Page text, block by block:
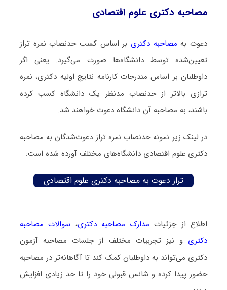
مصاحبه دکتری علوم اقتصادی
دعوت به مصاحبه دکتری بر اساس کسب حدنصاب نمره تراز
تعیین‌شده توسط دانشگاه‌ها صورت می‌گیرد. یعنی اگر
داوطلبان بر اساس مندرجات کارنامه نتایج اولیه دکتری، نمره
ترازی بالاتر از حدنصاب مدنظر یک دانشگاه کسب کرده
باشند، به مصاحبه آن دانشگاه دعوت خواهند شد.
در لینک زیر نمونه حدنصاب نمره تراز دعوت‌شدگان به مصاحبه
دکتری علوم اقتصادی دانشگاه‌های مختلف آورده شده است:
تراز دعوت به مصاحبه دکتری علوم اقتصادی
اطلاع از جزئیات مدارک مصاحبه دکتری، سوالات مصاحبه
دکتری و نیز تجربیات مختلف از جلسات مصاحبه آزمون
دکتری می‌تواند به داوطلبان کمک کند تا آگاهانه‌تر در مصاحبه
حضور پیدا کرده و شانس قبولی خود را تا حد زیادی افزایش